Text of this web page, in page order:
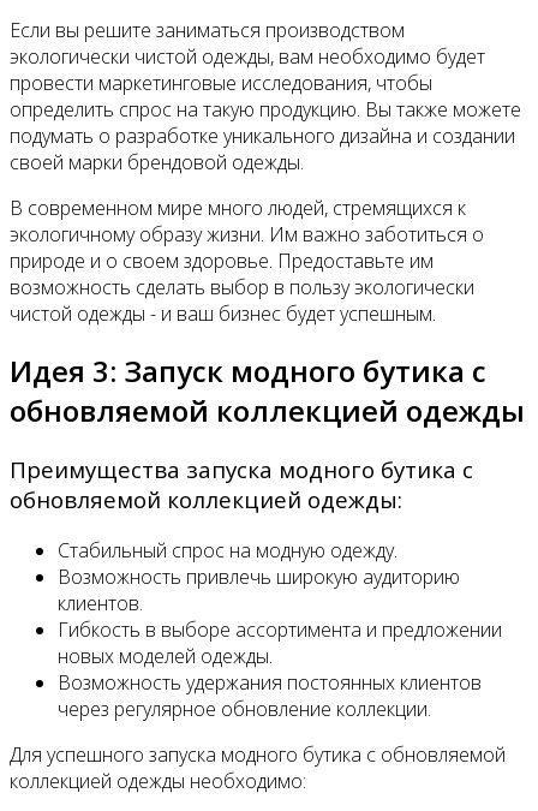
Если вы решите заниматься производством
экологически чистой одежды, вам необходимо будет
провести маркетинговые исследования, чтобы
определить спрос на такую продукцию. Вы также можете
подумать о разработке уникального дизайна и создании
своей марки брендовой одежды.
В современном мире много людей, стремящихся к
экологичному образу жизни. Им важно заботиться о
природе и о своем здоровье. Предоставьте им
возможность сделать выбор в пользу экологически
чистой одежды - и ваш бизнес будет успешным.
Идея 3: Запуск модного бутика с
обновляемой коллекцией одежды
Преимущества запуска модного бутика с
обновляемой коллекцией одежды:
Стабильный спрос на модную одежду.
Возможность привлечь широкую аудиторию
клиентов.
Гибкость в выборе ассортимента и предложении
новых моделей одежды.
Возможность удержания постоянных клиентов
через регулярное обновление коллекции.
Для успешного запуска модного бутика с обновляемой
коллекцией одежды необходимо: